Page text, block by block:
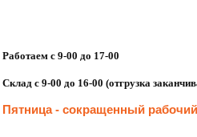
Работаем с 9-00 до 17-00
Склад с 9-00 до 16-00 (отгрузка
Пятница - сокращенный рабочий